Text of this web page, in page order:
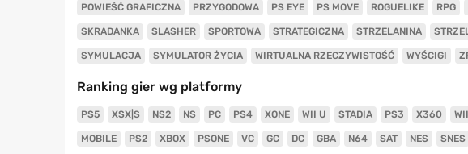
POWIEŚĆ GRAFICZNA PRZYGODOWA PS EYE PS MOVE ROGUELIKE RPG
SKRADANKA SLASHER SPORTOWA STRATEGICZNA STRZELANINA
SYMULACJA SYMULATOR ŻYCIA WIRTUALNA RZECZYWISTOŚĆ WYŚCIGI
Ranking gier wg platformy
PS5 XSX|S NS2 NS PC PS4 XONE WII U STADIA PS3 X360 WII
MOBILE PS2 XBOX PSONE VC GC DC GBA N64 SAT NES SNES